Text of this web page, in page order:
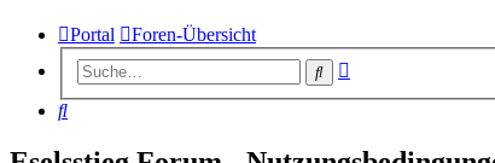
Portal Foren-Übersicht
Suche
Suche